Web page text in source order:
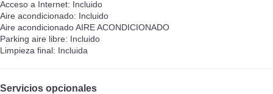
Acceso a Internet: Incluido
Aire acondicionado: Incluido
Aire acondicionadoAIRE ACONDICIONADO
Parking aire libre: Incluido
Limpieza final: Incluida
Servicios opcionales